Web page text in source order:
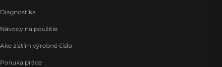
Diagnostika
Návody na použitie
Ako zistím výrobné číslo
Ponuka práce